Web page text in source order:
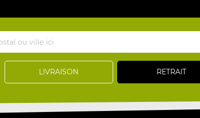
LIVRAISON RETRAIT